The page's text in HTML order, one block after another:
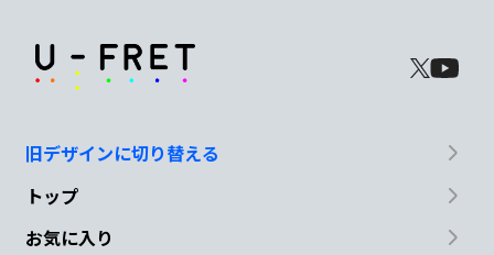
さ
今日も歌
C G
旧デザインに切り替える
トップ
お気に入り